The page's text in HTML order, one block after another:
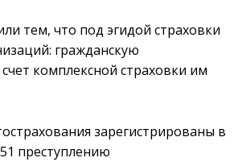
тем, что под эгидой страховки
гражданскую
комплексной страховки им
зарегистрированы в
преступлению